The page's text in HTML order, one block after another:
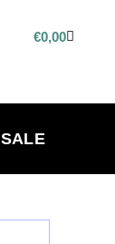
€0,00
SALE